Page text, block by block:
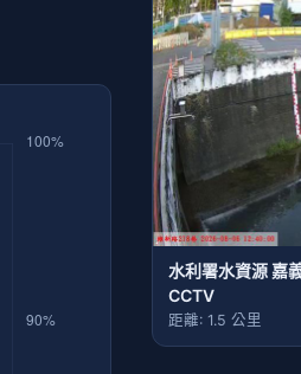
水利署水資源 嘉
CCTV
距離: 1.5 公里